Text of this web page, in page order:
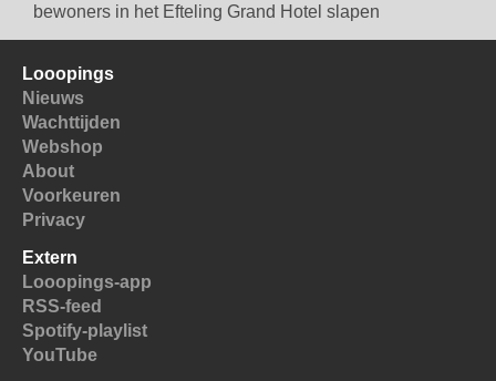
bewoners in het Efteling Grand Hotel slapen
Looopings
Nieuws
Wachttijden
Webshop
About
Voorkeuren
Privacy
Extern
Looopings-app
RSS-feed
Spotify-playlist
YouTube